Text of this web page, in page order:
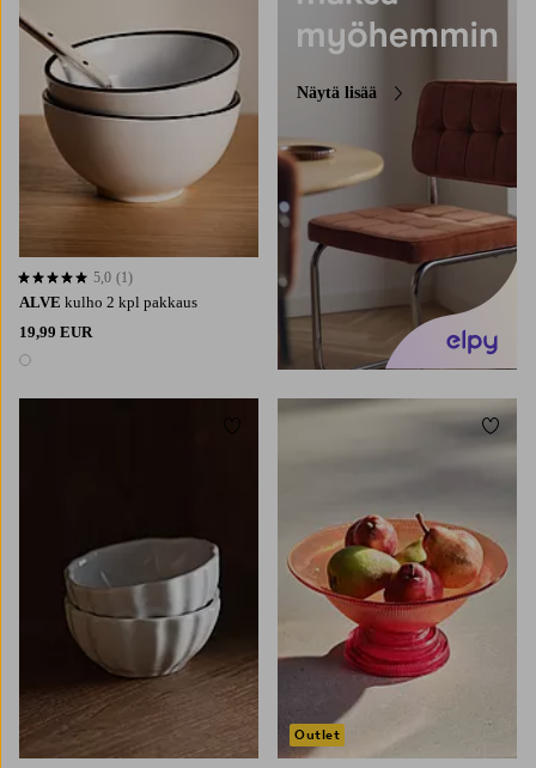
ALVE kulho 2 kpl pakkaus
19,99 EUR
1 väri
5,0 perustuen 1 arvosanaan
5,0 (1)
Näytä lisää
Outlet
Lisää